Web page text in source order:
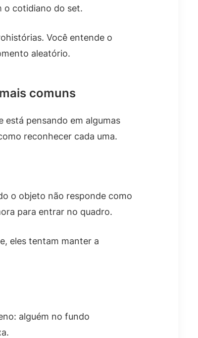
o cotidiano do set.
Você entende o
aleatório.
comuns
está pensando em algumas
reconhecer cada uma.
o objeto não responde como
para entrar no quadro.
eles tentam manter a
alguém no fundo